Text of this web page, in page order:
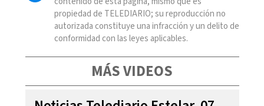
propiedad de TELEDIARIO; su reproducción no
autorizada constituye una infracción y un delito de
conformidad con las leyes aplicables.
MÁS VIDEOS